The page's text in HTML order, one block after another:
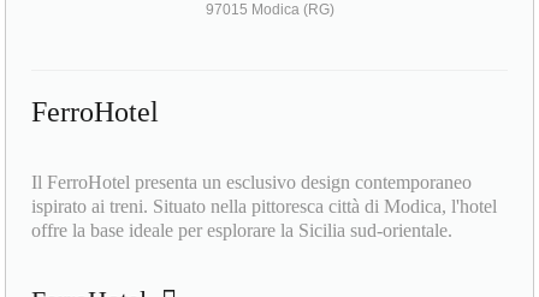
97015 Modica (RG)
FerroHotel
Il FerroHotel presenta un esclusivo design contemporaneo
ispirato ai treni. Situato nella pittoresca città di Modica, l'hotel
offre la base ideale per esplorare la Sicilia sud-orientale.